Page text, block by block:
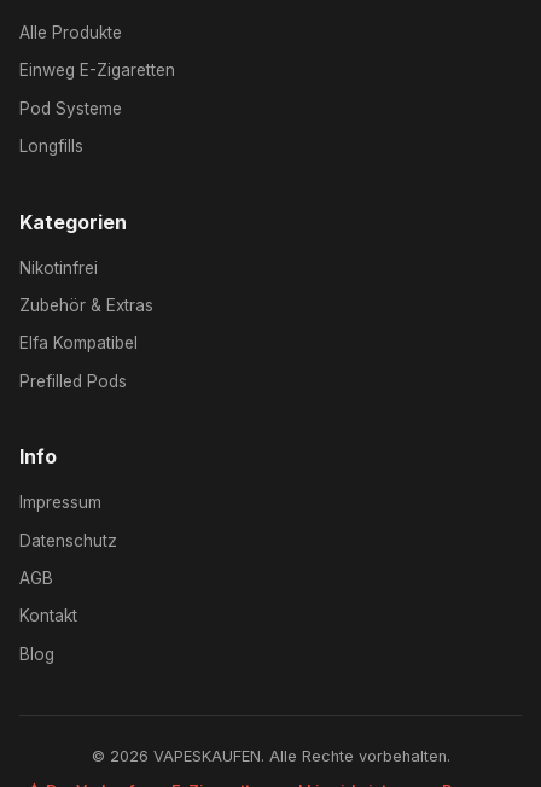
Alle Produkte
Einweg E-Zigaretten
Pod Systeme
Longfills
Kategorien
Nikotinfrei
Zubehör & Extras
Elfa Kompatibel
Prefilled Pods
Info
Impressum
Datenschutz
AGB
Kontakt
Blog
© 2026 VAPESKAUFEN. Alle Rechte vorbehalten.